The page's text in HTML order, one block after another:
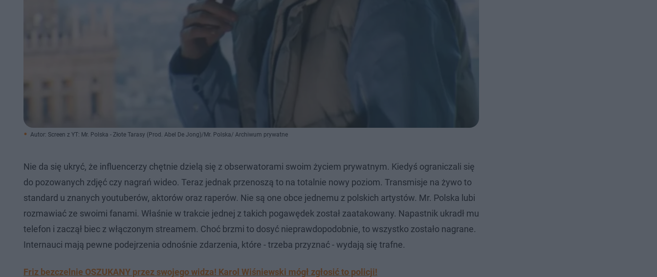
Autor: Screen z YT: Mr. Polska - Złote Tarasy (Prod. Abel De Jong)/Mr. Polska/ Archiwum prywatne
Nie da się ukryć, że influencerzy chętnie dzielą się z obserwatorami swoim życiem prywatnym. Kiedyś ograniczali się
do pozowanych zdjęć czy nagrań wideo. Teraz jednak przenoszą to na totalnie nowy poziom. Transmisje na żywo to
standard u znanych youtuberów, aktorów oraz raperów. Nie są one obce jednemu z polskich artystów. Mr. Polska lubi
rozmawiać ze swoimi fanami. Właśnie w trakcie jednej z takich pogawędek został zaatakowany. Napastnik ukradł mu
telefon i zaczął biec z włączonym streamem. Choć brzmi to dosyć nieprawdopodobnie, to wszystko zostało nagrane.
Internauci mają pewne podejrzenia odnośnie zdarzenia, które - trzeba przyznać - wydają się trafne.
Friz bezczelnie OSZUKANY przez swojego widza! Karol Wiśniewski mógł zgłosić to policji!